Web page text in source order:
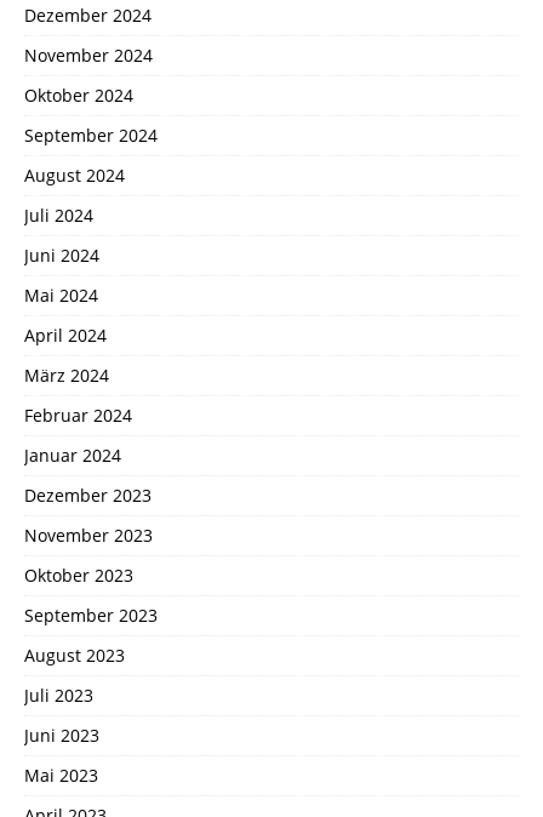
Dezember 2024
November 2024
Oktober 2024
September 2024
August 2024
Juli 2024
Juni 2024
Mai 2024
April 2024
März 2024
Februar 2024
Januar 2024
Dezember 2023
November 2023
Oktober 2023
September 2023
August 2023
Juli 2023
Juni 2023
Mai 2023